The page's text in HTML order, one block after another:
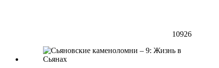
10926